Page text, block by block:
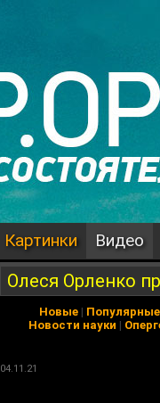
Картинки Видео
Олеся Орленко
Новые | Популярные
Новости науки |
04.11.21